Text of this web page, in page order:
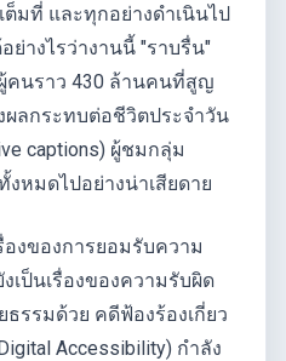
มที่ และทุกอย่างดำเนินไป
ย่างไรว่างานนี้ "ราบรื่น"
คนราว 430 ล้านคนที่สูญ
ผลกระทบต่อชีวิตประจำวัน
captions) ผู้ชมกลุ่ม
หมดไปอย่างน่าเสียดาย
องของการยอมรับความ
เป็นเรื่องของความรับผิด
รรมด้วย คดีฟ้องร้องเกี่ยว
Accessibility) กำลัง